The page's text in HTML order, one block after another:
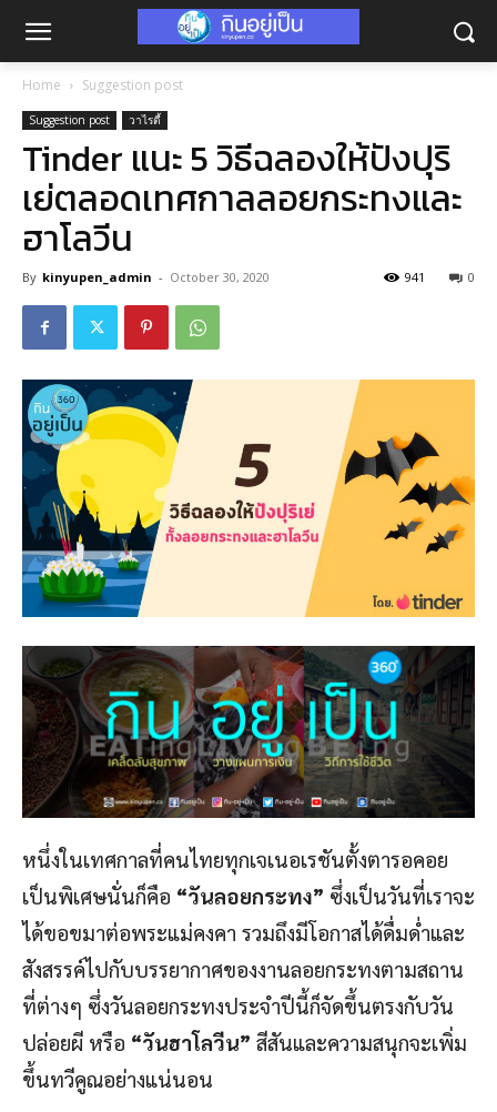
Home Suggestion post
Suggestion post วาไรตี้
Tinder แนะ 5 วิธีฉลองให้ปังปุริ
เย่ตลอดเทศกาลลอยกระทงและ
ฮาโลวีน
By kinyupen_admin - October 30, 2020 0
941
หนึ่งในเทศกาลที่คนไทยทุกเจเนอเรชันตั้งตารอคอย
เป็นพิเศษนั่นก็คือ “วันลอยกระทง” ซึ่งเป็นวันที่เราจะ
ได้ขอขมาต่อพระแม่คงคา รวมถึงมีโอกาสได้ดื่มด่ำและ
สังสรรค์ไปกับบรรยากาศของงานลอยกระทงตามสถาน
ที่ต่างๆ ซึ่งวันลอยกระทงประจำปีนี้ก็จัดขึ้นตรงกับวัน
ปล่อยผี หรือ “วันฮาโลวีน” สีสันและความสนุกจะเพิ่ม
ขึ้นทวีคูณอย่างแน่นอน